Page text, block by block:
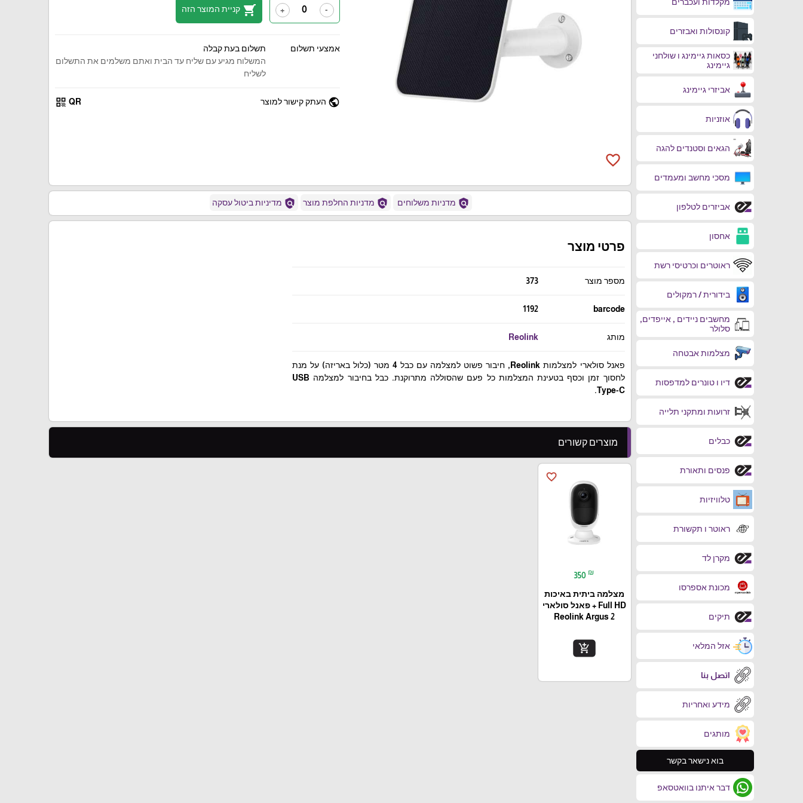
קונסולות ואבזרים
כסאות גיימינג ו שולחני
גיימינג
אביזרי גיימינג
אוזניות
הגאים וסטנדים להגה
מסכי מחשב ומעמדים
אביזרים לטלפון
אחסון
ראוטרים וכרטיסי רשת
בידורית / רמקולים
מחשבים ניידים , אייפדים,
סלולר
מצלמות אבטחה
דיו ו טונרים למדפסות
זרועות ומתקני תלייה
כבלים
פנסים ותאורת
טלוויזיות
ראוטר ו תקשורת
מקרן לד
מכונת אספרסו
תיקים
אזל המלאי
اتصل بنا
מידע ואחריות
מותגים
בוא נישאר בקשר
דבר איתנו בוואטסאפ
favorite_border
-
+
shopping_cart קניית המוצר הזה
אמצעי תשלום
תשלום בעת קבלה
המשלוח מגיע עם שליח עד הבית ואתם משלמים את התשלום
לשליח
public העתק קישור למוצר QR
qr_code
policy מדניות משלוחים policy מדניות החלפת מוצר policy מדיניות ביטול עסקה
פרטי מוצר
מספר מוצר 373
barcode
1192
מותג Reolink
פאנל סולארי למצלמות Reolink, חיבור פשוט למצלמה עם כבל 4 מטר (כלול באריזה) על מנת
לחסוך זמן וכסף בטעינת המצלמות כל פעם שהסוללה מתרוקנת. כבל בחיבור למצלמה USB
Type-C.
מוצרים קשורים
favorite_border
350 ₪
מצלמה ביתית באיכות
Full HD + פאנל סולארי
Reolink Argus 2
add_shopping_cart